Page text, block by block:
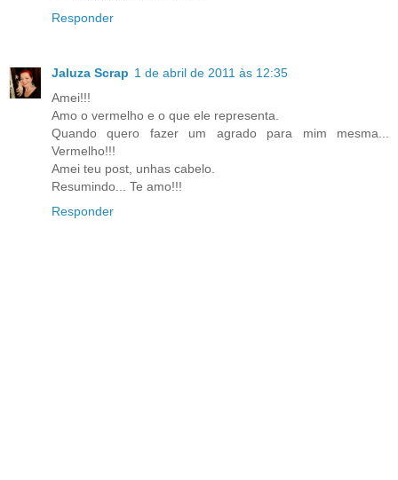
Responder
Jaluza Scrap 1 de abril de 2011 às 12:35
Amei!!!
Amo o vermelho e o que ele representa.
Quando quero fazer um agrado para mim mesma...
Vermelho!!!
Amei teu post, unhas cabelo.
Resumindo... Te amo!!!
Responder